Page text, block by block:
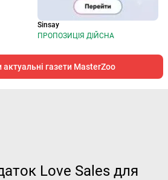
Sinsay
ПРОПОЗИЦІЯ ДІЙСНА
актуальні газети MasterZoo
Love Sales для